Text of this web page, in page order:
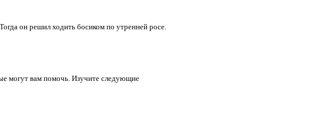
он решил ходить босиком по утренней росе.
могут вам помочь. Изучите следующие